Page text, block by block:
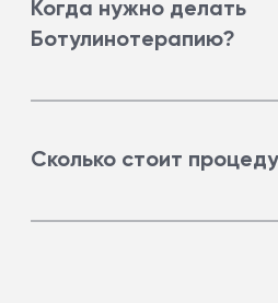
ботулотоксина (диспорт,
с мимическими морщинами.
Когда нужно делать
Ботулинотерапию?
кисетными морщинами, для
Сколько стоит